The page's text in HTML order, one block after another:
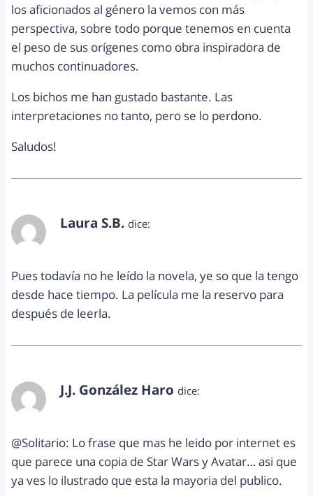
los aficionados al género la vemos con más
perspectiva, sobre todo porque tenemos en cuenta
el peso de sus orígenes como obra inspiradora de
muchos continuadores.
Los bichos me han gustado bastante. Las
interpretaciones no tanto, pero se lo perdono.
Saludos!
Laura S.B. dice:
Pues todavía no he leído la novela, ye so que la tengo
desde hace tiempo. La película me la reservo para
después de leerla.
J.J. González Haro dice:
@Solitario: Lo frase que mas he leido por internet es
que parece una copia de Star Wars y Avatar… asi que
ya ves lo ilustrado que esta la mayoria del publico.